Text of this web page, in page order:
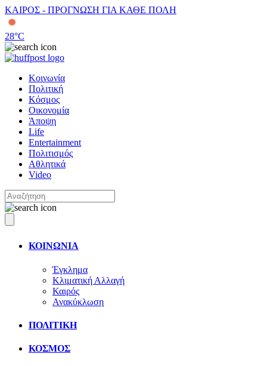
ΚΑΙΡΟΣ - ΠΡΟΓΝΩΣΗ ΓΙΑ ΚΑΘΕ ΠΟΛΗ
28°C
Κοινωνία
Πολιτική
Κόσμος
Οικονομία
Άποψη
Life
Entertainment
Πολιτισμός
Αθλητικά
Video
ΚΟΙΝΩΝΙΑ
Έγκλημα
Κλιματική Αλλαγή
Καιρός
Ανακύκλωση
ΠΟΛΙΤΙΚΗ
ΚΟΣΜΟΣ